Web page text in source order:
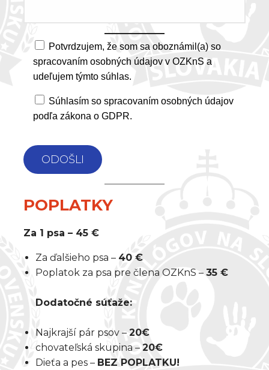
Potvrdzujem, že som sa oboznámil(a) so
spracovaním osobných údajov v OZKnS a
udeľujem týmto súhlas.
Súhlasím so spracovaním osobných údajov
podľa zákona o GDPR.
L
E
N
A
E
:
POPLATKY
Za 1 psa – 45 €
Za ďalšieho psa – 40 €
Poplatok za psa pre člena OZKnS – 35 €
Dodatočné súťaže:
Najkrajší pár psov – 20€
chovateľská skupina – 20€
Dieťa a pes – BEZ POPLATKU!